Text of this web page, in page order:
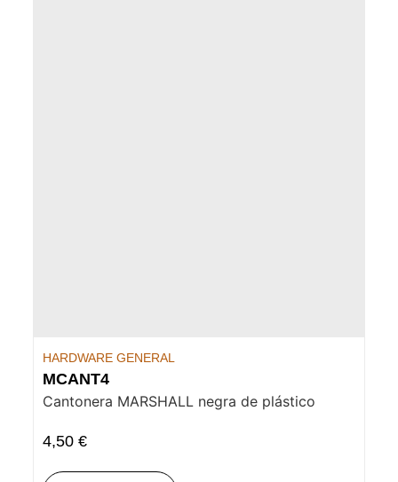
HARDWARE GENERAL
MCANT4
Cantonera MARSHALL negra de plástico
4,50 €